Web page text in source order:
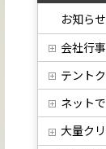
お知ら
会社行
テント
ネット
大量ク